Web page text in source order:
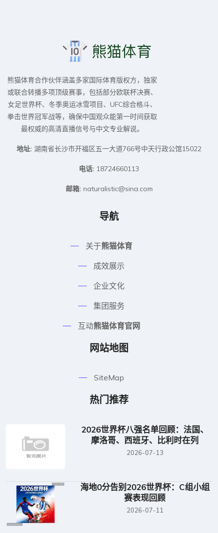
熊猫体育合作伙伴涵盖多家国际体育版权方，独家
或联合转播多项顶级赛事，包括部分欧联杯决赛、
女足世界杯、冬季奥运冰雪项目、UFC综合格斗、
拳击世界冠军战等，确保中国观众能第一时间获取
最权威的高清直播信号与中文专业解说。
地址: 湖南省长沙市开福区五一大道766号中天行政公馆15022
电话: 18724660113
邮箱: naturalistic@sina.com
导航
关于熊猫体育
成效展示
企业文化
集团服务
互动熊猫体育官网
网站地图
SiteMap
热门推荐
2026世界杯八强名单回顾：法国、
摩洛哥、西班牙、比利时在列
2026-07-13
海地0分告别2026世界杯：C组小组
赛表现回顾
2026-07-11